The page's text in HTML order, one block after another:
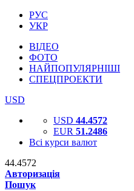
РУС
УКР
ВІДЕО
ФОТО
НАЙПОПУЛЯРНІШІ
СПЕЦПРОЕКТИ
USD
USD 44.4572
EUR 51.2486
Всі курси валют
44.4572
Авторизація
Пошук